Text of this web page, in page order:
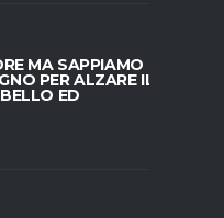
MA SAPPIAMO
PER ALZARE IL
ED